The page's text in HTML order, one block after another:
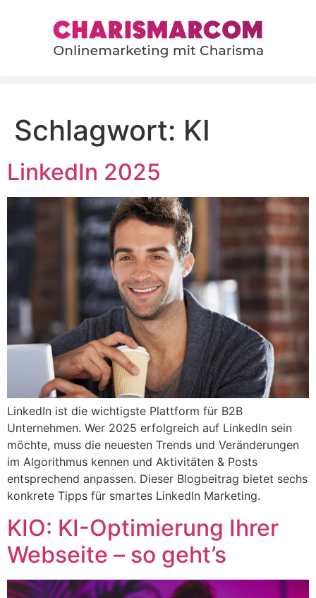
Schlagwort: KI
LinkedIn 2025
LinkedIn ist die wichtigste Plattform für B2B
Unternehmen. Wer 2025 erfolgreich auf LinkedIn sein
möchte, muss die neuesten Trends und Veränderungen
im Algorithmus kennen und Aktivitäten & Posts
entsprechend anpassen. Dieser Blogbeitrag bietet sechs
konkrete Tipps für smartes LinkedIn Marketing.
KIO: KI-Optimierung Ihrer
Webseite – so geht’s